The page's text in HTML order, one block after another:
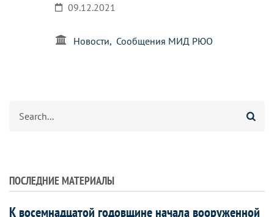
09.12.2021
Новости Сообщения МИД РЮО
ПОСЛЕДНИЕ МАТЕРИАЛЫ
К восемнадцатой годовщине начала вооруженной